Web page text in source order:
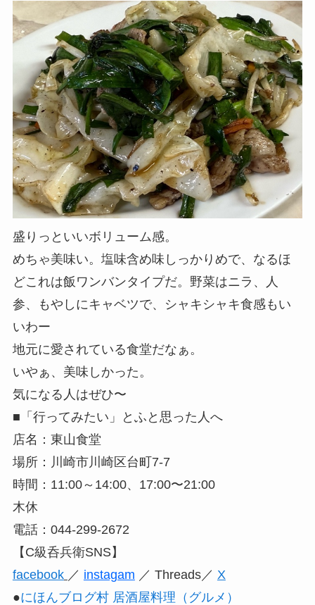
盛りっといいボリューム感。
めちゃ美味い。塩味含め味しっかりめで、なるほ
どこれは飯ワンバンタイプだ。野菜はニラ、人
参、もやしにキャベツで、シャキシャキ食感もい
いわー
地元に愛されている食堂だなぁ。
いやぁ、美味しかった。
気になる人はぜひ〜
■「行ってみたい」とふと思った人へ
店名：東山食堂
場所：川崎市川崎区台町7-7
時間：11:00～14:00、17:00〜21:00
木休
電話：044-299-2672
【C級呑兵衛SNS】
facebook ／ instagam ／ Threads／ X
●にほんブログ村 居酒屋料理（グルメ）